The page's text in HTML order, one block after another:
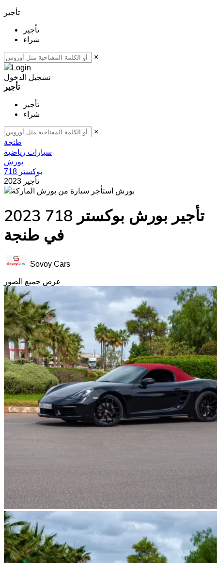
تأجير
تأجير
شراء
×
تسجيل الدخول
تأجير
تأجير
شراء
×
طنجة
سيارات رياضية
بورش
بوكستر 718
2023 تأجير
بورش
تأجير بورش بوكستر 718 2023
في طنجة
Sovoy Cars
عرض جميع الصور